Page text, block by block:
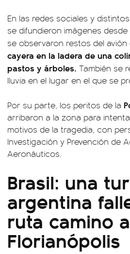
En las redes sociales y
se difundieron imágenes
se observaron restos del avión
cayera en la ladera de una
pastos y árboles. También se
lluvia en el lugar en el que se
Por su parte, los peritos de la
arribaron a la zona para
motivos de la tragedia, con
Investigación y Prevención de
Aeronáuticos.
Brasil: una
argentina
ruta camino a
Florianópolis